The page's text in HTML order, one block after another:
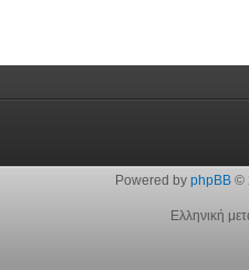
Powered by phpBB©
Ελληνική